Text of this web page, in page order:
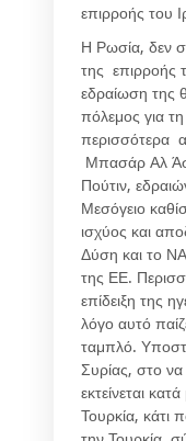
επιρροής του
Η Ρωσία, δεν
της επιρροής
εδραίωση της
πόλεμος για
περισσότερα
Μπασάρ Αλ
Πούτιν,
Μεσόγειο
ισχύος και
Δύση και το
της ΕΕ.
επίδειξη της
λόγο αυτό
ταμπλό.
Συρίας, στο
εκτείνεται
Τουρκία, κάτι